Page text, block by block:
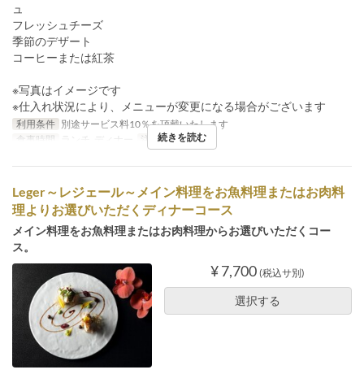
ュ
フレッシュチーズ
季節のデザート
コーヒーまたは紅茶
※写真はイメージです
※仕入れ状況により、メニューが変更になる場合がございます
利用条件 別途サービス料10％を頂戴いたします
食事時間
ランチ, ディナー 注文数制限 1 ~ 8
続きを読む
Leger～レジェール～メイン料理をお魚料理またはお肉料
理よりお選びいただくディナーコース
メイン料理をお魚料理またはお肉料理からお選びいただくコー
ス。
¥ 7,700 (税込サ別)
選択する